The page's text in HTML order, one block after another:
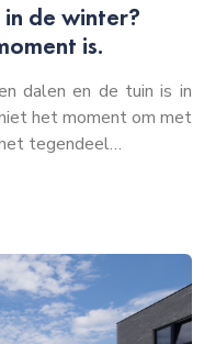
de winter?
is.
dalen en de tuin is in
het moment om met
tegendeel…